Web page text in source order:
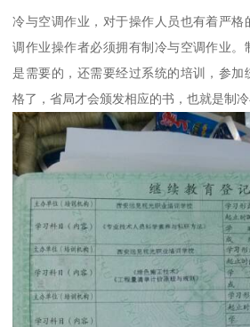
冷与空调作业，对于操作人员也有着严格
调作业操作者必须拥有制冷与空调作业。
是需要的，还需要经过系统的培训，参加
格了，省局才会颁发相应的书，也就是制冷